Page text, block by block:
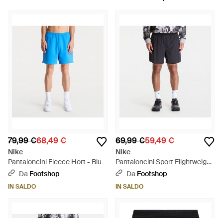
79,99 €68,49 €
Nike
Pantaloncini Fleece Hort - Blu
Da Footshop
IN SALDO
69,99 €59,49 €
Nike
Pantaloncini Sport Flightweight
Dri-Fit Lined Shorts/ Dark
Da Footshop
IN SALDO